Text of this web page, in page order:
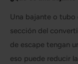
Una bajante o tubo
sección del
de escape tengan
eso puede reducir